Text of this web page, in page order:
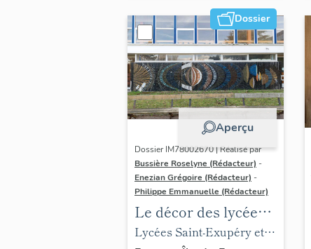
Dossier
Aperçu
Dossier IM78002670 | Réalisé par
Bussière Roselyne (Rédacteur) -
Enezian Grégoire (Rédacteur) -
Philippe Emmanuelle (Rédacteur)
Le décor des lycées
de Mantes
Lycées Saint-Exupéry et